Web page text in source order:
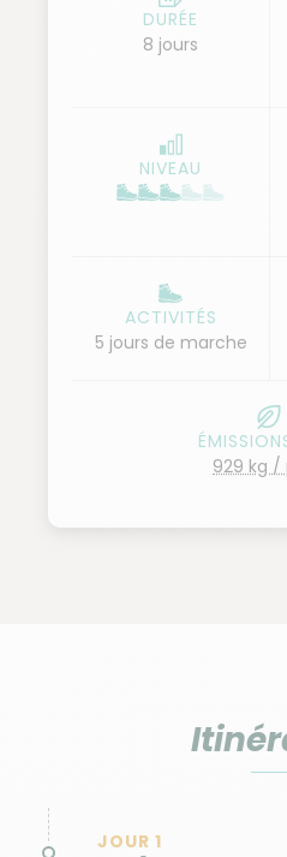
mongoles. Le jour de
avec plus de 1 000 m de
récompensé par une vue
bergeries et Igoudamen,
Chitta, complétant cette
DURÉE
8 jours
NIVEAU
ACTIVITÉS
5 jours de marche
929 kg /
JOUR 1